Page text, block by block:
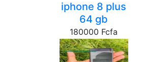
iphone 8 plus
64 gb
180000 Fcfa
yaounde